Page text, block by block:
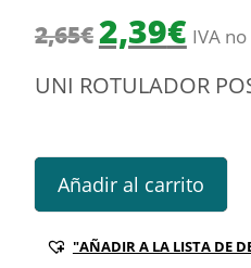
2,65€El precio
2,39€El
IVA
UNI ROTULADOR
UNI ROTULADOR POSCA
Añadir al carrito
"AÑADIR A LA LISTA DE